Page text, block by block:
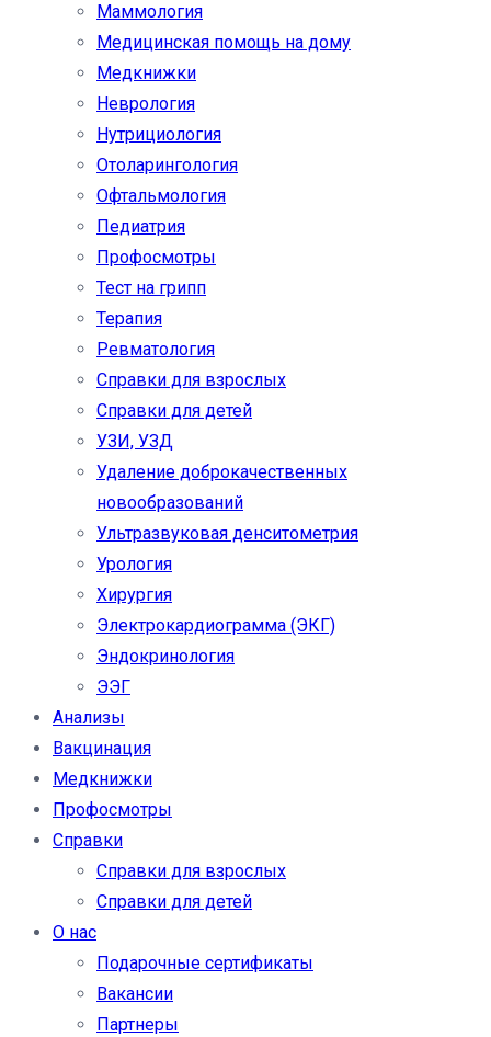
Маммология
Медицинская помощь на дому
Медкнижки
Неврология
Нутрициология
Отоларингология
Офтальмология
Педиатрия
Профосмотры
Тест на грипп
Терапия
Ревматология
Справки для взрослых
Справки для детей
УЗИ, УЗД
Удаление доброкачественных
новообразований
Ультразвуковая денситометрия
Урология
Хирургия
Электрокардиограмма (ЭКГ)
Эндокринология
ЭЭГ
Анализы
Вакцинация
Медкнижки
Профосмотры
Справки
Справки для взрослых
Справки для детей
О нас
Подарочные сертификаты
Вакансии
Партнеры